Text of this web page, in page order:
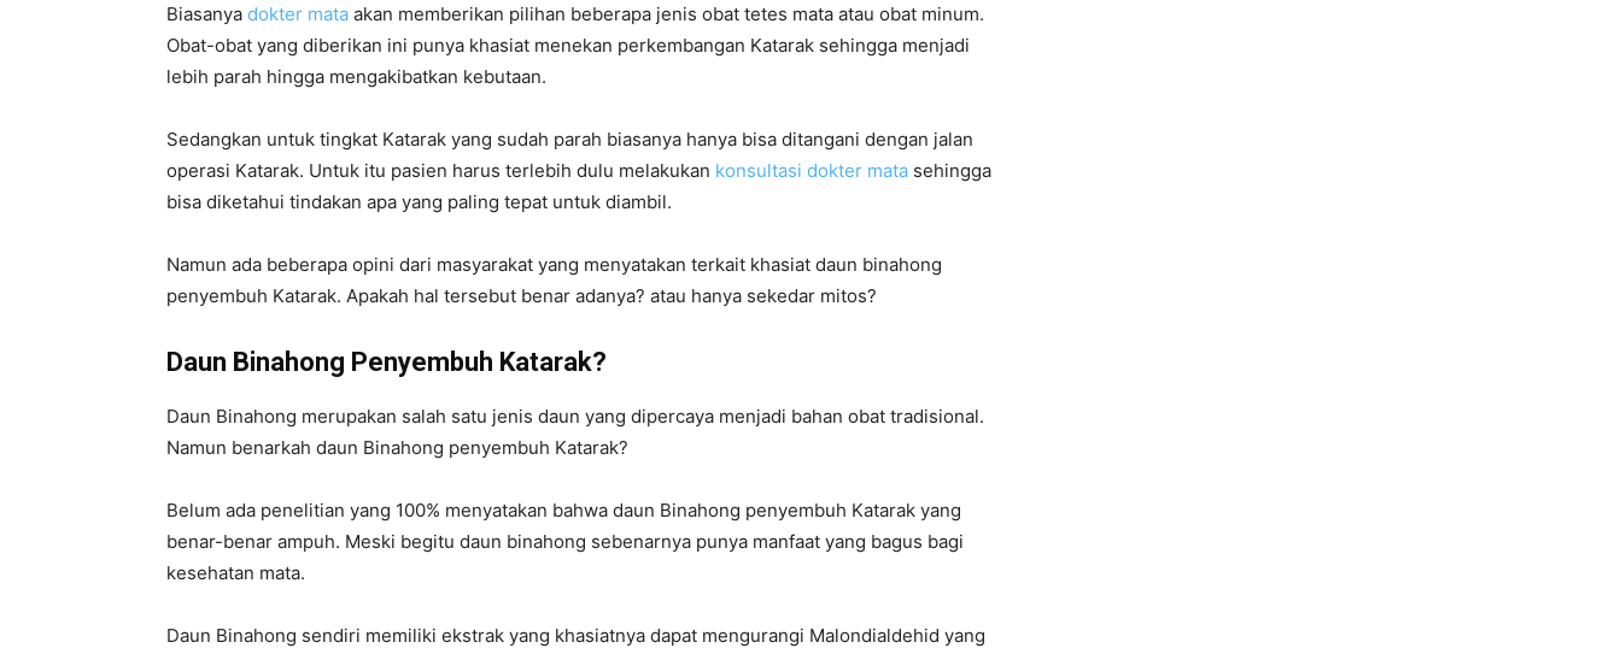
Biasanya dokter mata akan memberikan pilihan beberapa jenis obat tetes mata atau obat minum.
Obat-obat yang diberikan ini punya khasiat menekan perkembangan Katarak sehingga menjadi
lebih parah hingga mengakibatkan kebutaan.
Sedangkan untuk tingkat Katarak yang sudah parah biasanya hanya bisa ditangani dengan jalan
operasi Katarak. Untuk itu pasien harus terlebih dulu melakukan konsultasi dokter mata sehingga
bisa diketahui tindakan apa yang paling tepat untuk diambil.
Namun ada beberapa opini dari masyarakat yang menyatakan terkait khasiat daun binahong
penyembuh Katarak. Apakah hal tersebut benar adanya? atau hanya sekedar mitos?
Daun Binahong Penyembuh Katarak?
Daun Binahong merupakan salah satu jenis daun yang dipercaya menjadi bahan obat tradisional.
Namun benarkah daun Binahong penyembuh Katarak?
Belum ada penelitian yang 100% menyatakan bahwa daun Binahong penyembuh Katarak yang
benar-benar ampuh. Meski begitu daun binahong sebenarnya punya manfaat yang bagus bagi
kesehatan mata.
Daun Binahong sendiri memiliki ekstrak yang khasiatnya dapat mengurangi Malondialdehid yang